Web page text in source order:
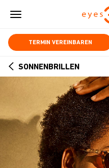
Skip
content
TERMIN VEREINBAREN
ARROW
SONNENBRILLEN